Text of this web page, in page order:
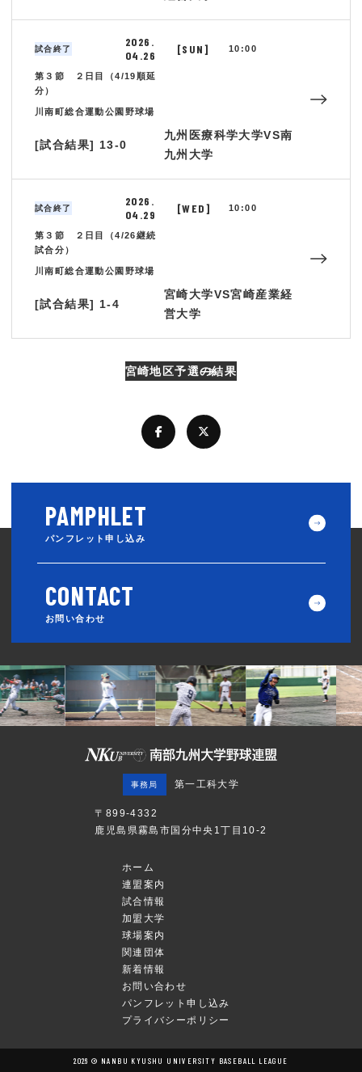
試合終了
2026.
04.26
[SUN] 10:00
第３節 ２日目（4/19順延
分）
川南町総合運動公園野球場
[試合結果] 13-0
九州医療科学大学VS南
九州大学
試合終了
2026.
04.29
[WED] 10:00
第３節 ２日目（4/26継続
試合分）
川南町総合運動公園野球場
[試合結果] 1-4
宮崎大学VS宮崎産業経
営大学
宮崎地区予選の結果
パンフレット申し込み
お問い合わせ
事務局 第一工科大学
〒899-4332
鹿児島県霧島市国分中央1丁目10-2
ホーム
連盟案内
試合情報
加盟大学
球場案内
関連団体
新着情報
お問い合わせ
パンフレット申し込み
プライバシーポリシー
2026 © NANBU KYUSHU UNIVERSITY BASEBALL LEAGUE